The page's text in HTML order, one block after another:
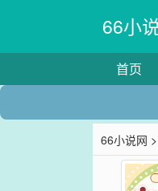
66小
首页
66小说网